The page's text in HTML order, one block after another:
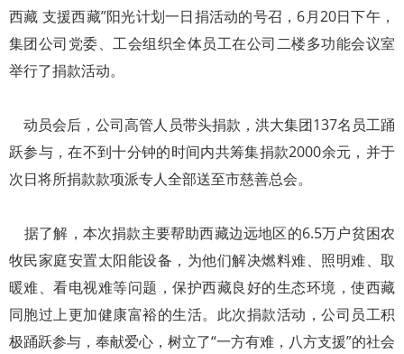
西藏 支援西藏”阳光计划一日捐活动的号召，6月20日下午，
集团公司党委、工会组织全体员工在公司二楼多功能会议室
举行了捐款活动。
动员会后，公司高管人员带头捐款，洪大集团137名员工踊
跃参与，在不到十分钟的时间内共筹集捐款2000余元，并于
次日将所捐款款项派专人全部送至市慈善总会。
据了解，本次捐款主要帮助西藏边远地区的6.5万户贫困农
牧民家庭安置太阳能设备，为他们解决燃料难、照明难、取
暖难、看电视难等问题，保护西藏良好的生态环境，使西藏
同胞过上更加健康富裕的生活。此次捐款活动，公司员工积
极踊跃参与，奉献爱心，树立了“一方有难，八方支援”的社会